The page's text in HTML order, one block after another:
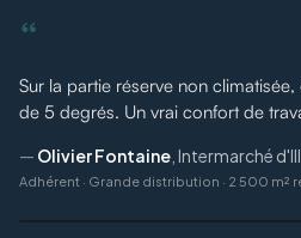
“
Sur la partie réserve non
de 5 degrés. Un vrai confort de
— Olivier Fontaine Intermarché
Adhérent · Grande distribution · 2 500 m²